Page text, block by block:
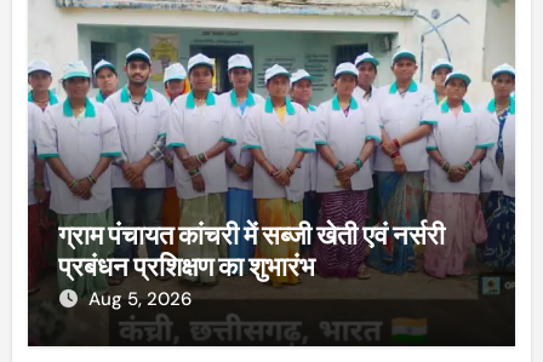
ग्राम पंचायत कांचरी में सब्जी खेती एवं नर्सरी
प्रबंधन प्रशिक्षण का शुभारंभ
Aug 5, 2026